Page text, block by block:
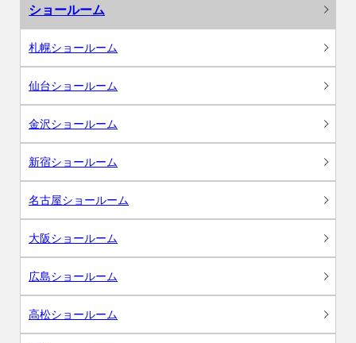
ショールーム
札幌ショールーム
仙台ショールーム
金沢ショールーム
新宿ショールーム
名古屋ショールーム
大阪ショールーム
広島ショールーム
高松ショールーム